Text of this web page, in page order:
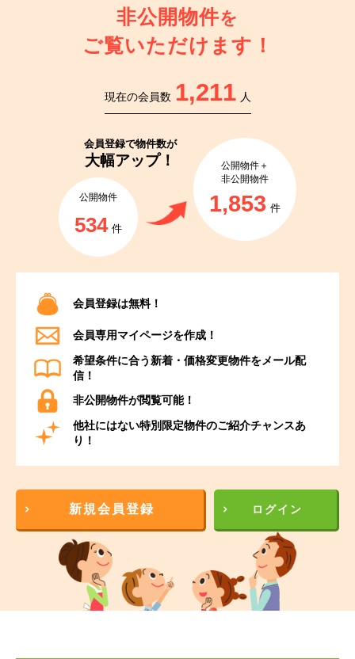
非公開物件を
ご覧いただけます！
現在の会員数 1,211 人
会員登録で物件数が
大幅アップ！
公開物件
534 件
公開物件＋
非公開物件
1,853 件
会員登録は無料！
会員専用マイページを作成！
希望条件に合う新着・価格変更物件をメール配
信！
非公開物件が閲覧可能！
他社にはない特別限定物件のご紹介チャンスあ
り！
新規会員登録 ログイン